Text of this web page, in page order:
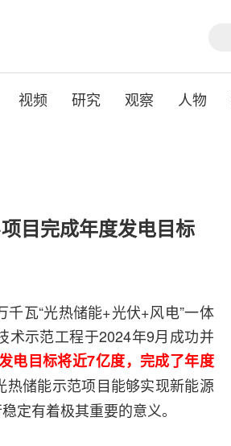
视频 研究 观察 人物
目完成年度发电目标
瓦“光热储能+光伏+风电”一体
术示范工程于2024年9月成功并
电目标将近7亿度，完成了年度
热储能示范项目能够实现新能源
定有着极其重要的意义。